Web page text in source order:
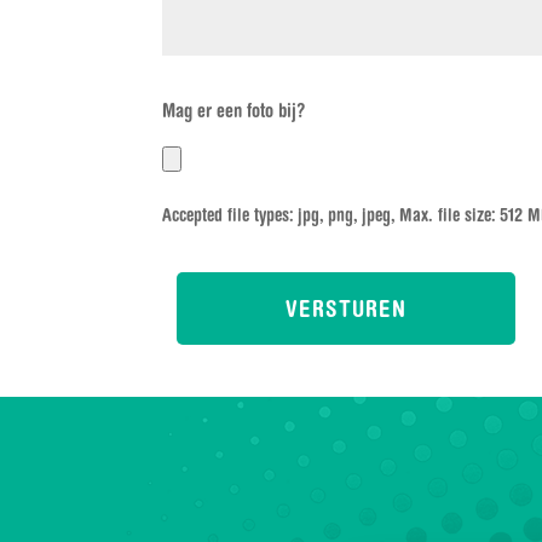
Mag er een foto bij?
Accepted file types: jpg, png, jpeg, Max. file size: 512